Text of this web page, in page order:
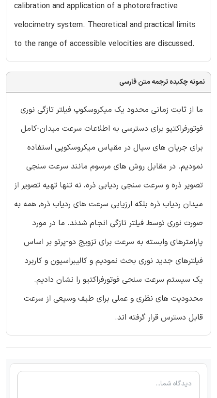
calibration and application of a photorefractive
velocimetry system. Theoretical and practical limits
to the range of accessible velocities are discussed.
نمونه چکیده ترجمه متن فارسی
ما از ثابت زمانی محدود یک میکروسکوپ فیلتر تازگی نوری
فوتورفراکتیو برای دسترسی به اطلاعات سرعت میدان-کامل
برای جریان های سیال در مقیاس میکروسکوپی استفاده
نمودیم. در مقابل روش های مرسوم مانند سرعت سنجی
تصویر ذره و سرعت سنجی ردیابی ذره، نه تنها تهیه تصویر از
میدان ردیاب ذره بلکه ارزیابی سرعت های ردیاب ذره, همه به
صورت نوری توسط فیلتر تازگی انجام شدند. ما در مورد
پارامترهای وابسته به سرعت برای تزویج دو-پرتو بر اساس
فیلترهای جدید نوری بحث نمودیم و کالیبراسیون و کاربرد
یک سیستم سرعت سنجی فوتورفراکتیو را نشان دادیم.
محدودیت های نظری و عملی برای طیف وسیعی از سرعت
قابل دسترس قرار گرفته اند.